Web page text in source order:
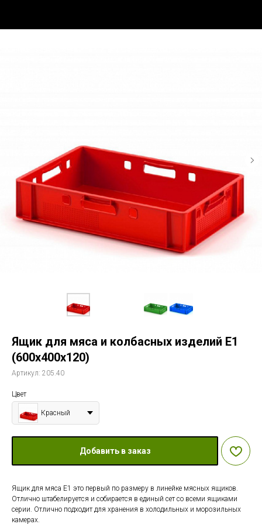
Ящик для мяса и колбасных изделий Е1
(600х400х120)
Артикул: 205.40
Цвет
Красный
Добавить в заказ
Ящик для мяса Е1 это первый по размеру в линейке мясных ящиков.
Отлично штабелируется и собирается в единый сет со всеми ящиками
серии. Отлично подходит для хранения в холодильных и морозильных
камерах.